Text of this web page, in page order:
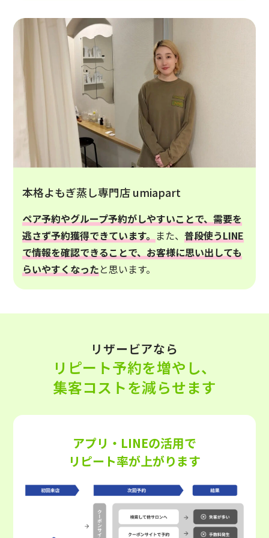
本格よもぎ蒸し専門店 umiapart
ペア予約やグループ予約がしやすいことで、需要を
逃さず予約獲得できています。また、普段使うLINE
で情報を確認できることで、お客様に思い出しても
らいやすくなったと思います。
リザービアなら
リピート予約を増やし、
集客コストを減らせます
アプリ・LINEの活用で
リピート率が上がります